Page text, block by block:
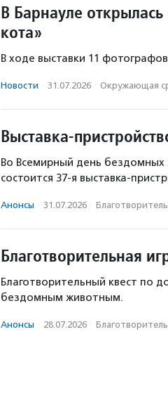
В Барнауле
кота»
В ходе выставки 11
Новости · 31.07.2026 · Окружающая
Выставка-
Во Всемирный день бездомных
состоится 37-я выставка-
Анонсы · 31.07.2026 ·
Благотворительная
Благотворительный квест по
бездомным животным.
Анонсы · 28.07.2026 ·